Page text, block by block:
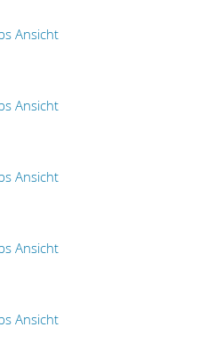
Ansicht
Ansicht
Ansicht
Ansicht
Ansicht